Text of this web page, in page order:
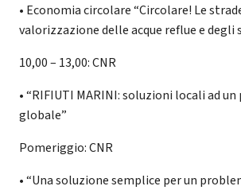
• Economia circolare “Circolare! Le
valorizzazione delle acque reflue e
10,00 – 13,00: CNR
• “RIFIUTI MARINI: soluzioni locali ad
globale”
Pomeriggio: CNR
• “Una soluzione semplice per un